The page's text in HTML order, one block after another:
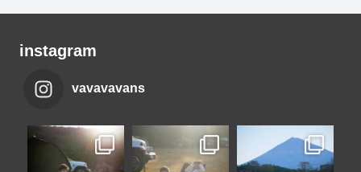
instagram
vavavavans